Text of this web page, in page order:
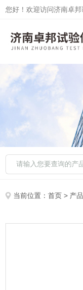
您好！欢迎访问济南卓
当前位置：首页 > 产